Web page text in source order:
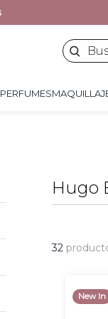
Buscar
PERFUMES
Hugo
32
New In